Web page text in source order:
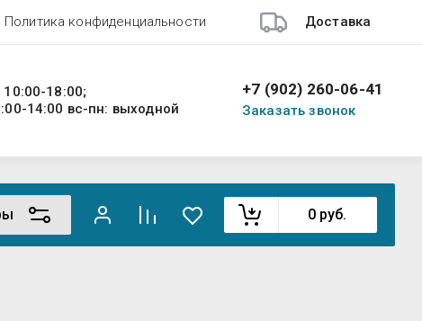
Политика конфиденциальности Доставка
10:00-18:00;
14:00 вс-пн: выходной
+7 (902) 260-06-41
Заказать звонок
0 руб.